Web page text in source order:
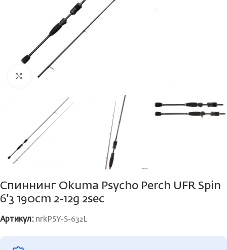
Нажмите, чтобы увеличить
Спиннинг Okuma Psycho Perch UFR Spin
6’3 190cm 2-12g 2sec
Артикул: nrkPSY-S-632L